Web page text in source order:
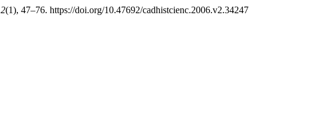
2(1), 47–76. https://doi.org/10.47692/cadhistcienc.2006.v2.34247